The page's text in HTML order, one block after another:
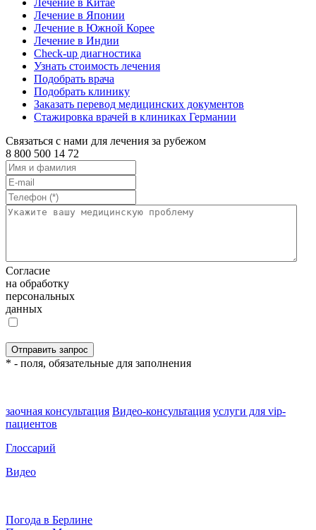
Лечение в Китае
Лечение в Японии
Лечение в Южной Корее
Лечение в Индии
Check-up диагностика
Узнать стоимость лечения
Подобрать врача
Подобрать клинику
Заказать перевод медицинских документов
Стажировка врачей в клиниках Германии
Связаться с нами для лечения за рубежом
8 800 500 14 72
Согласие
на обработку
персональных
данных
* - поля, обязательные для заполнения
заочная консультация Видео-консультация услуги для vip-
пациентов
Глоссарий
Видео
Погода в Берлине